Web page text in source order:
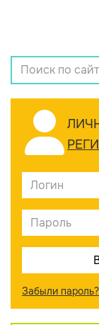
Забыли пароль?